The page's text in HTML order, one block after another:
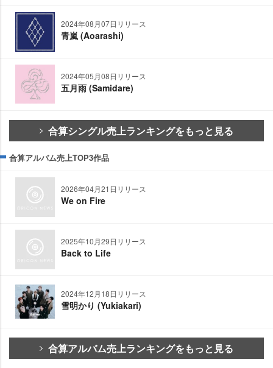
2024年08月07日リリース
青嵐 (Aoarashi)
2024年05月08日リリース
五月雨 (Samidare)
合算シングル売上ランキングをもっと見る
合算アルバム売上TOP3作品
2026年04月21日リリース
We on Fire
2025年10月29日リリース
Back to Life
2024年12月18日リリース
雪明かり (Yukiakari)
合算アルバム売上ランキングをもっと見る